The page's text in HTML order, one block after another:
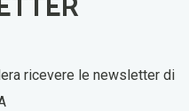
ricevere le newsletter di